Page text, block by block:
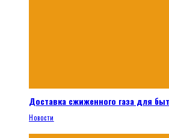
Доставка сжиженного газа для
Новости